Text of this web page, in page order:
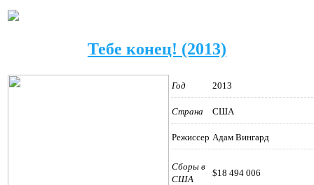
Тебе конец! (2013)
Год 2013
Страна США
Режиссер Адам Вингард
Сборы в
США
$18 494 006